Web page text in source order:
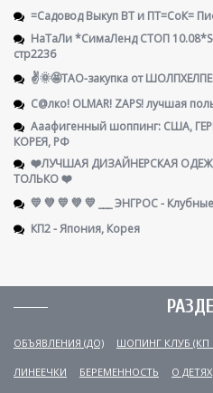
=Садовод Выкуп ВТ и ПТ=СоК=
НаТаЛи *СимаЛенд СТОП
стр2236
✌️🌞🤩ТАО-закупка от
С@лко! OLMAR! ZAPS! лучшая
Ааафигенный шоппинг: США,
КОРЕЯ, РФ
❤️ЛУЧШАЯ ДИЗАЙНЕРСКАЯ
ТОЛЬКО ❤️
💛 💚 💛 💚 💛 ___ ЭНГРОС -
КП2 - Япония, Корея
ОБЪЯВЛЕНИЯ (ДО) ШОПИНГ КЛУБ (КП
ЛИНЕЕЧКИ БЕРЕМЕННОСТЬ О ДЕТЯХ